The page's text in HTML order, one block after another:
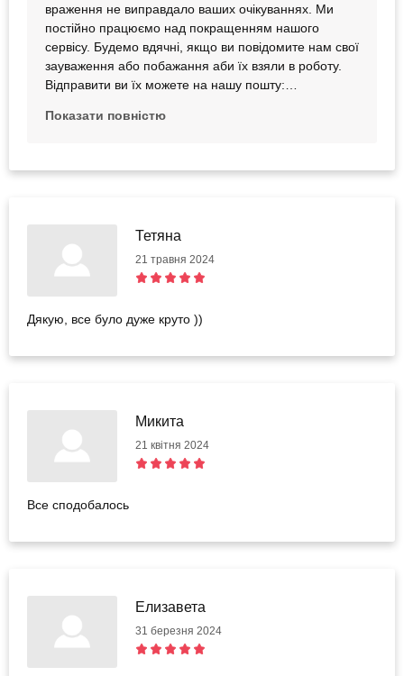
враження не виправдало ваших очікуваннях. Ми
постійно працюємо над покращенням нашого
сервісу. Будемо вдячні, якщо ви повідомите нам свої
зауваження або побажання аби їх взяли в роботу.
Відправити ви їх можете на нашу пошту:
враженнях і зробимо усе, щоб виправдати ваші
Показати повністю
Тетяна
21 травня 2024
Дякую, все було дуже круто ))
Микита
21 квітня 2024
Все сподобалось
Елизавета
31 березня 2024